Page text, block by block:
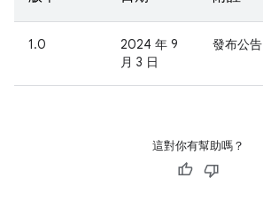
1.0
2024 年 9
月 3 日
發布公告
這對你有幫助嗎？